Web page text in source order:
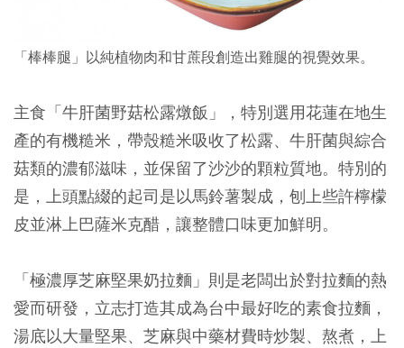
「棒棒腿」以純植物肉和甘蔗段創造出雞腿的視覺效果。
主食「牛肝菌野菇松露燉飯」，特別選用花蓮在地生
產的有機糙米，帶殼糙米吸收了松露、牛肝菌與綜合
菇類的濃郁滋味，並保留了沙沙的顆粒質地。特別的
是，上頭點綴的起司是以馬鈴薯製成，刨上些許檸檬
皮並淋上巴薩米克醋，讓整體口味更加鮮明。
「極濃厚芝麻堅果奶拉麵」則是老闆出於對拉麵的熱
愛而研發，立志打造其成為台中最好吃的素食拉麵，
湯底以大量堅果、芝麻與中藥材費時炒製、熬煮，上